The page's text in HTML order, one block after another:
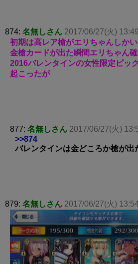
874: 名無しさん 2017/06/27(火)
初期は高レア槍がエリちゃんしか
金槍カードが出た瞬間エリちゃん
2016バレンタインの女性限定ピッ
起こったが
877: 名無しさん 2017/06/27(火)
>>874
バレンタインは金どころか槍が出
879: 名無しさん 2017/06/27(火)